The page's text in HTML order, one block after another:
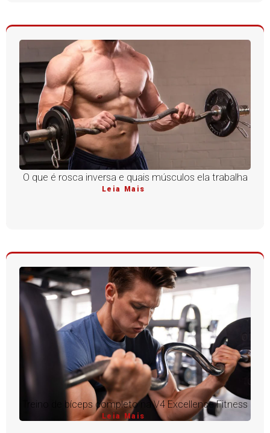
O que é rosca inversa e quais músculos ela trabalha
Leia Mais
Treino de bíceps completo na V4 Excellence Fitness
Leia Mais